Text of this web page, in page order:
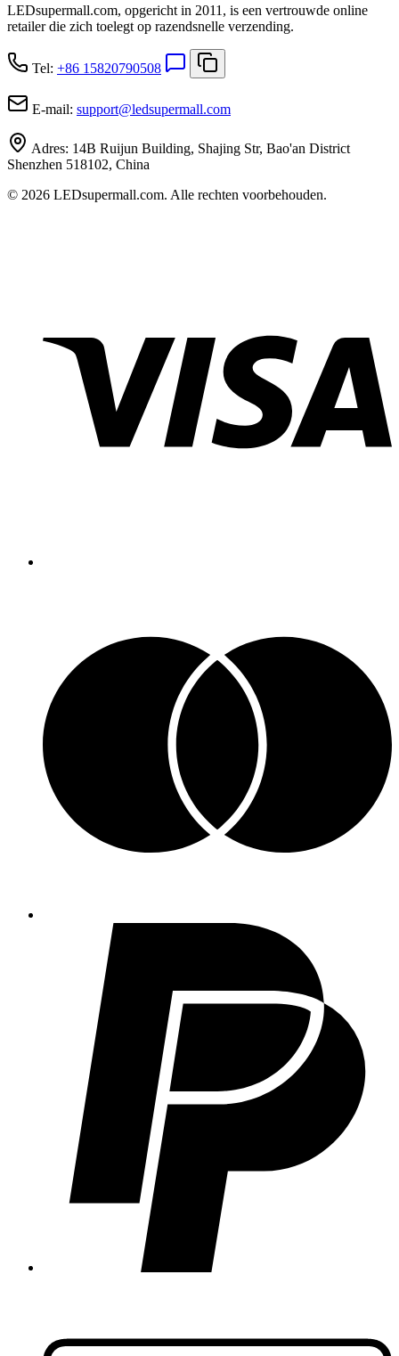
LEDsupermall.com, opgericht in 2011, is een vertrouwde online
retailer die zich toelegt op razendsnelle verzending.
Tel: +86 15820790508
E-mail: support@ledsupermall.com
Adres: 14B Ruijun Building, Shajing Str, Bao'an District
Shenzhen 518102, China
© 2026 LEDsupermall.com. Alle rechten voorbehouden.